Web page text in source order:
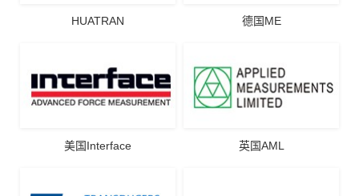
HUATRAN 德国ME
美国Interface 英国AML